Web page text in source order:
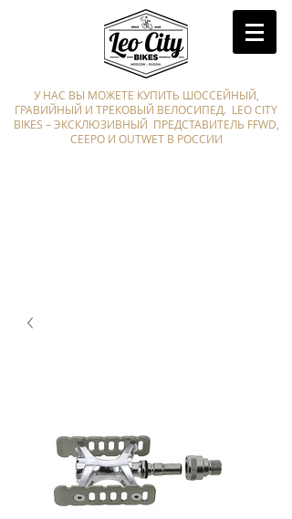
У НАС ВЫ МОЖЕТЕ КУПИТЬ ШОССЕЙНЫЙ,
ГРАВИЙНЫЙ И ТРЕКОВЫЙ ВЕЛОСИПЕД. LEO CITY
BIKES – ЭКСКЛЮЗИВНЫЙ ПРЕДСТАВИТЕЛЬ FFWD,
CEEPO И OUTWET В РОССИИ